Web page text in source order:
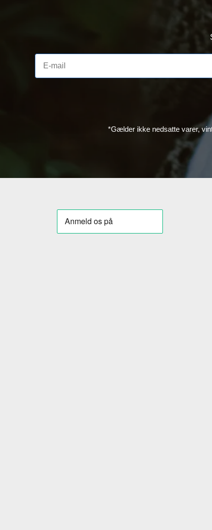
*Gælder ikke nedsatte varer,